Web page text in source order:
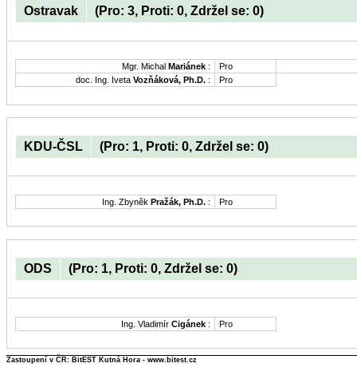
Ostravak (Pro: 3, Proti: 0, Zdržel se: 0)
Mgr. Michal Mariánek :
Pro
doc. Ing. Iveta Vozňáková, Ph.D. : Pro
KDU-ČSL (Pro: 1, Proti: 0, Zdržel se: 0)
Ing. Zbyněk Pražák, Ph.D. : Pro
ODS (Pro: 1, Proti: 0, Zdržel se: 0)
Ing. Vladimír Cigánek : Pro
Zastoupení v ČR: BitEST Kutná Hora - www.bitest.cz